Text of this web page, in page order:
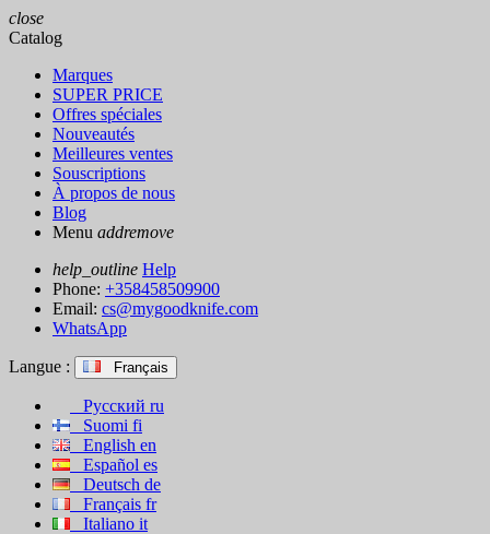
close
Catalog
Marques
SUPER PRICE
Offres spéciales
Nouveautés
Meilleures ventes
Souscriptions
À propos de nous
Blog
Menu addremove
help_outline Help
Phone: +358458509900
Email: cs@mygoodknife.com
WhatsApp
Langue : Français
Русский ru
Suomi fi
English en
Español es
Deutsch de
Français fr
Italiano it